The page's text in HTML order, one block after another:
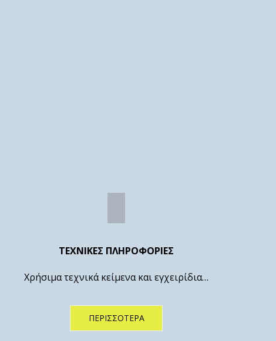
ΤΕΧΝΙΚΕΣ ΠΛΗΡΟΦΟΡΙΕΣ
Χρήσιμα τεχνικά κείμενα και εγχειρίδια…
ΠΕΡΙΣΣΌΤΕΡΑ